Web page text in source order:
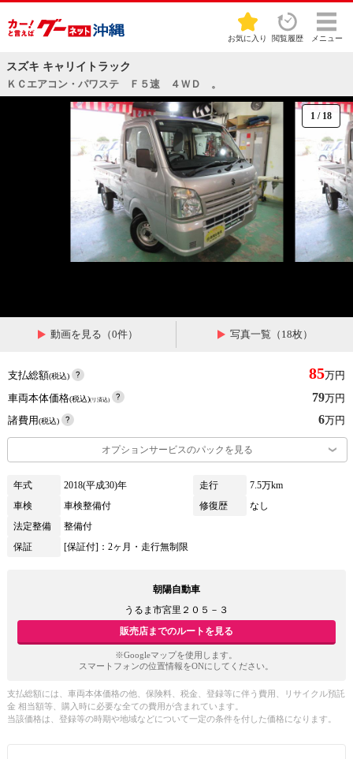
お気に入り 閲覧履歴 メニュー
スズキ キャリイトラック
ＫＣエアコン・パワステ Ｆ５速 ４ＷＤ 。
1 / 18
動画を見る（0件） 写真一覧（18枚）
支払総額(税込) 85万円
車両本体価格(税込)(リ済込) 79万円
諸費用(税込) 6万円
オプションサービスのパックを見る
年式 2018(平成30)年 走行
7.5万km
車検
車検整備付 修復歴
なし
法定整備
整備付
保証
[保証付]：2ヶ月・走行無制限
朝陽自動車
うるま市宮里２０５－３
販売店までのルートを見る
※Googleマップを使用します。
スマートフォンの位置情報をONにしてください。
支払総額には、車両本体価格の他、保険料、税金、登録等に伴う費用、リサイクル預託
金 相当額等、購入時に必要な全ての費用が含まれています。
当該価格は、登録等の時期や地域などについて一定の条件を付した価格になります。